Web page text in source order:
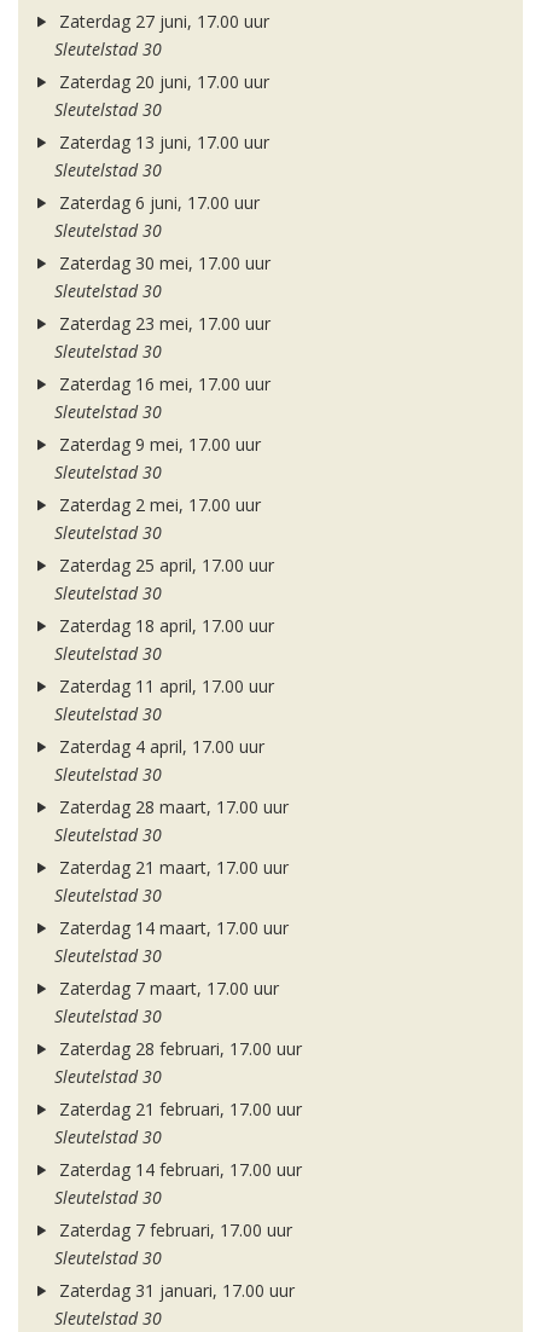
Zaterdag 27 juni, 17.00 uur
Sleutelstad 30
Zaterdag 20 juni, 17.00 uur
Sleutelstad 30
Zaterdag 13 juni, 17.00 uur
Sleutelstad 30
Zaterdag 6 juni, 17.00 uur
Sleutelstad 30
Zaterdag 30 mei, 17.00 uur
Sleutelstad 30
Zaterdag 23 mei, 17.00 uur
Sleutelstad 30
Zaterdag 16 mei, 17.00 uur
Sleutelstad 30
Zaterdag 9 mei, 17.00 uur
Sleutelstad 30
Zaterdag 2 mei, 17.00 uur
Sleutelstad 30
Zaterdag 25 april, 17.00 uur
Sleutelstad 30
Zaterdag 18 april, 17.00 uur
Sleutelstad 30
Zaterdag 11 april, 17.00 uur
Sleutelstad 30
Zaterdag 4 april, 17.00 uur
Sleutelstad 30
Zaterdag 28 maart, 17.00 uur
Sleutelstad 30
Zaterdag 21 maart, 17.00 uur
Sleutelstad 30
Zaterdag 14 maart, 17.00 uur
Sleutelstad 30
Zaterdag 7 maart, 17.00 uur
Sleutelstad 30
Zaterdag 28 februari, 17.00 uur
Sleutelstad 30
Zaterdag 21 februari, 17.00 uur
Sleutelstad 30
Zaterdag 14 februari, 17.00 uur
Sleutelstad 30
Zaterdag 7 februari, 17.00 uur
Sleutelstad 30
Zaterdag 31 januari, 17.00 uur
Sleutelstad 30